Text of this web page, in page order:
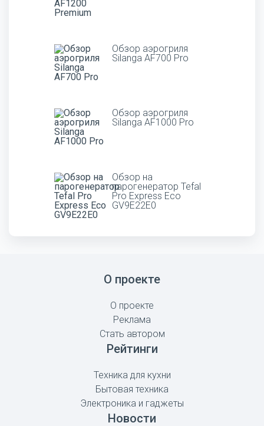
Обзор аэрогриля
Silanga AF700 Pro
Обзор аэрогриля
Silanga AF1000 Pro
Обзор на
парогенератор Tefal
Pro Express Eco
GV9E22E0
О проекте
О проекте
Реклама
Стать автором
Рейтинги
Техника для кухни
Бытовая техника
Электроника и гаджеты
Новости